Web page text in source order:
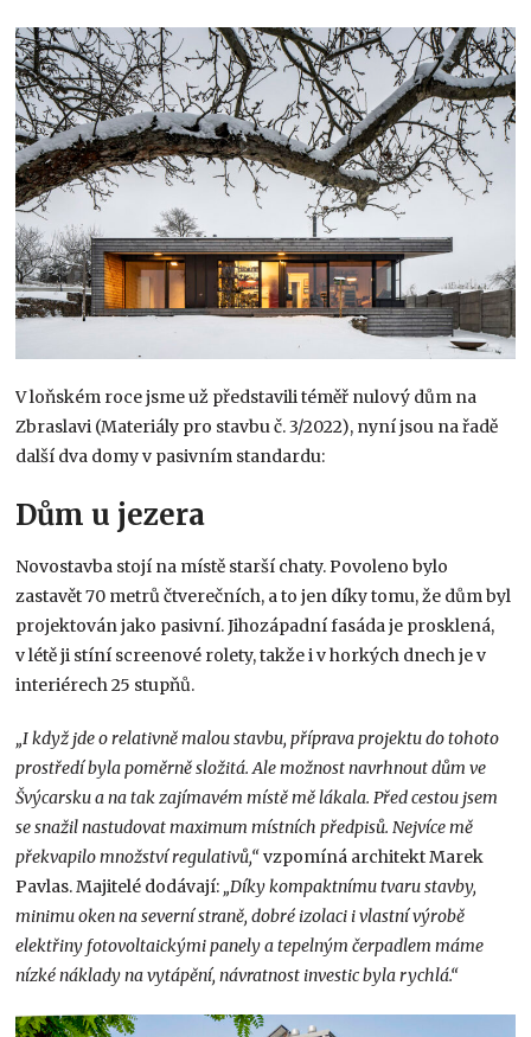
V loňském roce jsme už představili téměř nulový dům na
Zbraslavi (Materiály pro stavbu č. 3/2022), nyní jsou na řadě
další dva domy v pasivním standardu:
Dům u jezera
Novostavba stojí na místě starší chaty. Povoleno bylo
zastavět 70 metrů čtverečních, a to jen díky tomu, že dům byl
projektován jako pasivní. Jihozápadní fasáda je prosklená,
v létě ji stíní screenové rolety, takže i v horkých dnech je v
interiérech 25 stupňů.
„I když jde o relativně malou stavbu, příprava projektu do tohoto
prostředí byla poměrně složitá. Ale možnost navrhnout dům ve
Švýcarsku a na tak zajímavém místě mě lákala. Před cestou jsem
se snažil nastudovat maximum místních předpisů. Nejvíce mě
překvapilo množství regulativů,“ vzpomíná architekt Marek
Pavlas. Majitelé dodávají: „Díky kompaktnímu tvaru stavby,
minimu oken na severní straně, dobré izolaci i vlastní výrobě
elektřiny fotovol­taickými panely a tepelným čerpadlem máme
nízké náklady na vytápění, návratnost investicbyla rychlá.“